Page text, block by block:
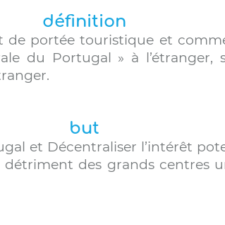
définition
portée touristique et
du Portugal » à l’étranger,
but
et Décentraliser l’intérêt
des grands centres